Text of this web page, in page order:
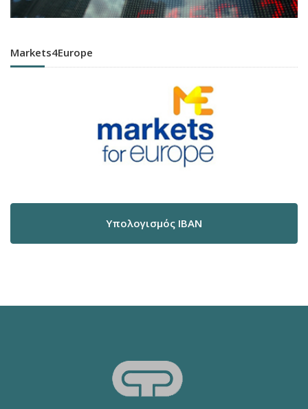
Markets4Europe
Υπολογισμός IBAN